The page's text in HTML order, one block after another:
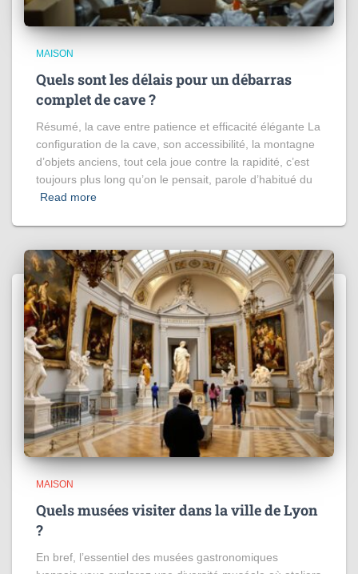
MAISON
Quels sont les délais pour un débarras
complet de cave ?
Résumé, la cave entre patience et efficacité élégante La
configuration de la cave, son accessibilité, la montagne
d’objets anciens, tout cela joue contre la rapidité, c’est
toujours plus long qu’on le pensait, parole d’habitué du
Read more
MAISON
Quels musées visiter dans la ville de Lyon
?
En bref, l’essentiel des musées gastronomiques